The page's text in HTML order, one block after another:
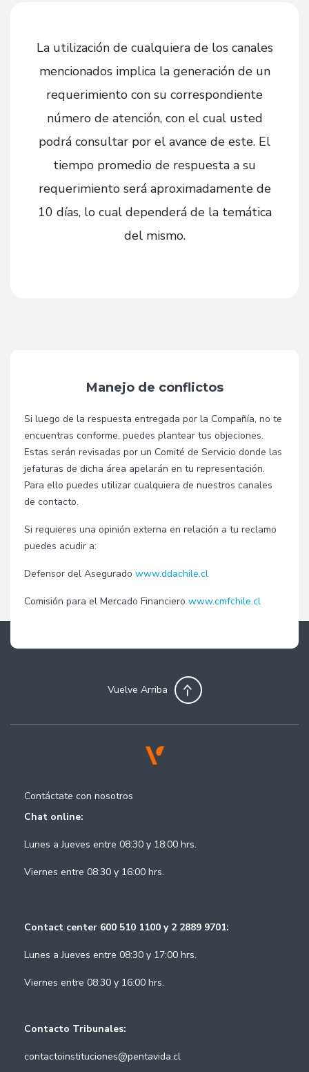
La utilización de cualquiera de los canales
mencionados implica la generación de un
requerimiento con su correspondiente
número de atención, con el cual usted
podrá consultar por el avance de este. El
tiempo promedio de respuesta a su
requerimiento será aproximadamente de
10 días, lo cual dependerá de la temática
del mismo.
Manejo de conflictos
Si luego de la respuesta entregada por la Compañía, no te
encuentras conforme, puedes plantear tus objeciones.
Estas serán revisadas por un Comité de Servicio donde las
jefaturas de dicha área apelarán en tu representación.
Para ello puedes utilizar cualquiera de nuestros canales
de contacto.
Si requieres una opinión externa en relación a tu reclamo
puedes acudir a:
Defensor del Asegurado www.ddachile.cl
Comisión para el Mercado Financiero www.cmfchile.cl
Vuelve Arriba
Contáctate con nosotros
Chat online:
Lunes a Jueves entre 08:30 y 18:00 hrs.
Viernes entre 08:30 y 16:00 hrs.
Contact center 600 510 1100 y 2 2889 9701:
Lunes a Jueves entre 08:30 y 17:00 hrs.
Viernes entre 08:30 y 16:00 hrs.
Contacto Tribunales:
contactoinstituciones@pentavida.cl